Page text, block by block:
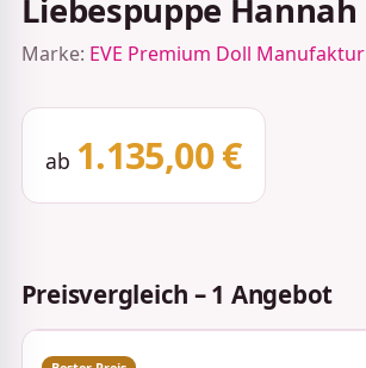
Liebespuppe Hannah
Marke: EVE Premium Doll Manufaktur
ab 1.135,00 €
Preisvergleich – 1 Angebot